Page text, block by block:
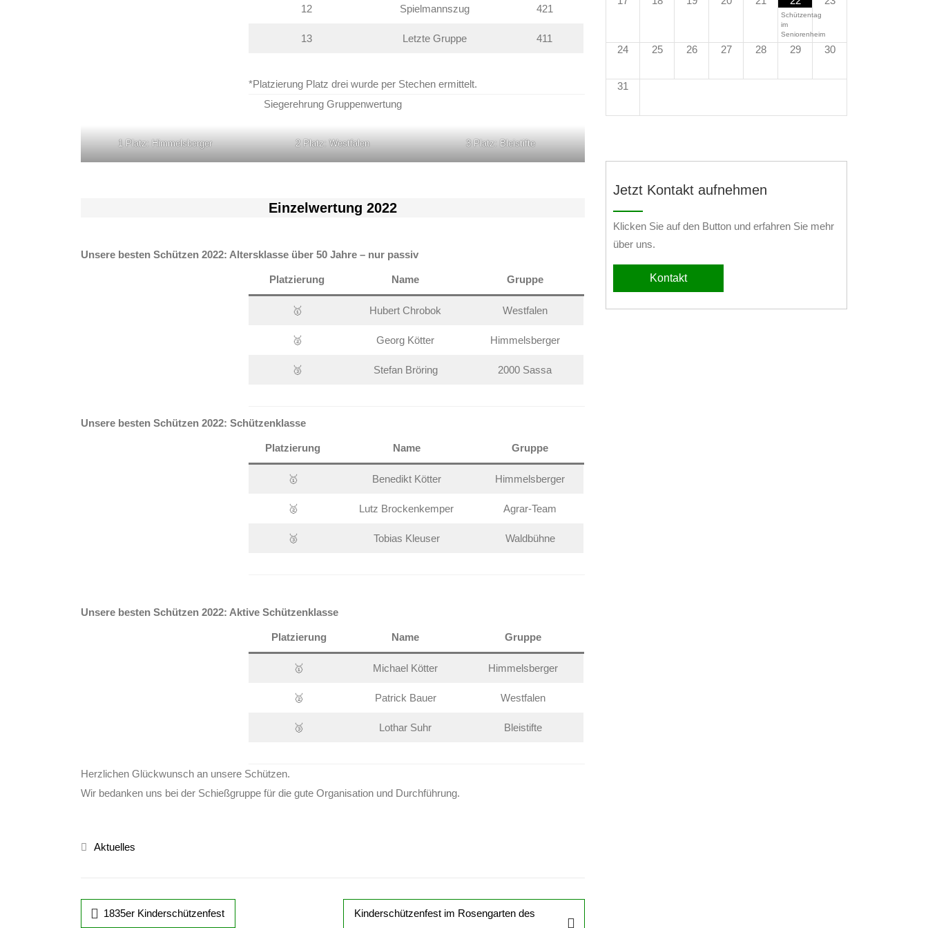
12 Spielmannszug 421
13 Letzte Gruppe 411
*Platzierung Platz drei wurde per Stechen ermittelt.
Siegerehrung Gruppenwertung
1 Platz: Himmelsberger 2 Platz: Westfalen 3 Platz: Bleistifte
Einzelwertung 2022
Unsere besten Schützen 2022: Altersklasse über 50 Jahre – nur passiv
Platzierung Name Gruppe
🥇 Hubert Chrobok Westfalen
🥈 Georg Kötter Himmelsberger
🥉 Stefan Bröring 2000 Sassa
Unsere besten Schützen 2022: Schützenklasse
Platzierung Name Gruppe
🥇 Benedikt Kötter Himmelsberger
🥈 Lutz Brockenkemper Agrar-Team
🥉 Tobias Kleuser Waldbühne
Unsere besten Schützen 2022: Aktive Schützenklasse
Platzierung Name Gruppe
🥇 Michael Kötter Himmelsberger
🥈 Patrick Bauer Westfalen
🥉 Lothar Suhr Bleistifte
Herzlichen Glückwunsch an unsere Schützen.
Wir bedanken uns bei der Schießgruppe für die gute Organisation und Durchführung.
Aktuelles
1835er Kinderschützenfest
Kinderschützenfest im Rosengarten des
Schützentag
im
Seniorenheim
24 25 26 27 28 29 30
31
Jetzt Kontakt aufnehmen
Klicken Sie auf den Button und erfahren Sie mehr
über uns.
Kontakt